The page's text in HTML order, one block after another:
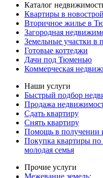
Каталог
Квартиры в
Вторичное жилье в
Загородная
Земельные участки в
Готовые коттеджи
Дачи под Тюменью
Коммерческая
Наши услуги
Быстрый подбор
Продажа
Сдать квартиру
Снять квартиру
Помощь в получении
Покупка квартиры по
молодая семья
Прочие услуги
Межевание земель: